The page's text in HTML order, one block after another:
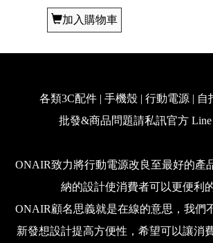
加入購物車
各類3C配件 | 手機殼 | 行動電源 | 自
批發&商品問題請私訊官方 Line
ONAIR致力將行動電源改良至最好的產
納的設計使消費者可以更便利
ONAIR顧名思義就是在線的意思，我們
新發想設計提高方便性，希望可以讓消